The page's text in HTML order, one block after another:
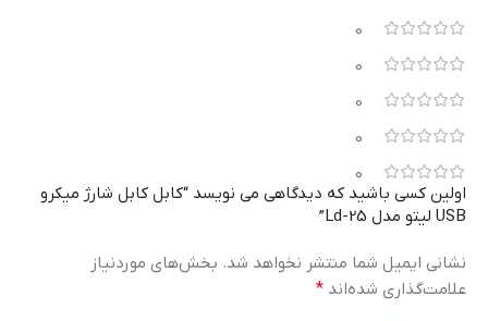
0
0
0
0
0
اولین کسی باشید که دیدگاهی می نویسد “کابل کابل شارژ میکرو
USB لیتو مدل Ld-25”
نشانی ایمیل شما منتشر نخواهد شد. بخش‌های موردنیاز
علامت‌گذاری شده‌اند *